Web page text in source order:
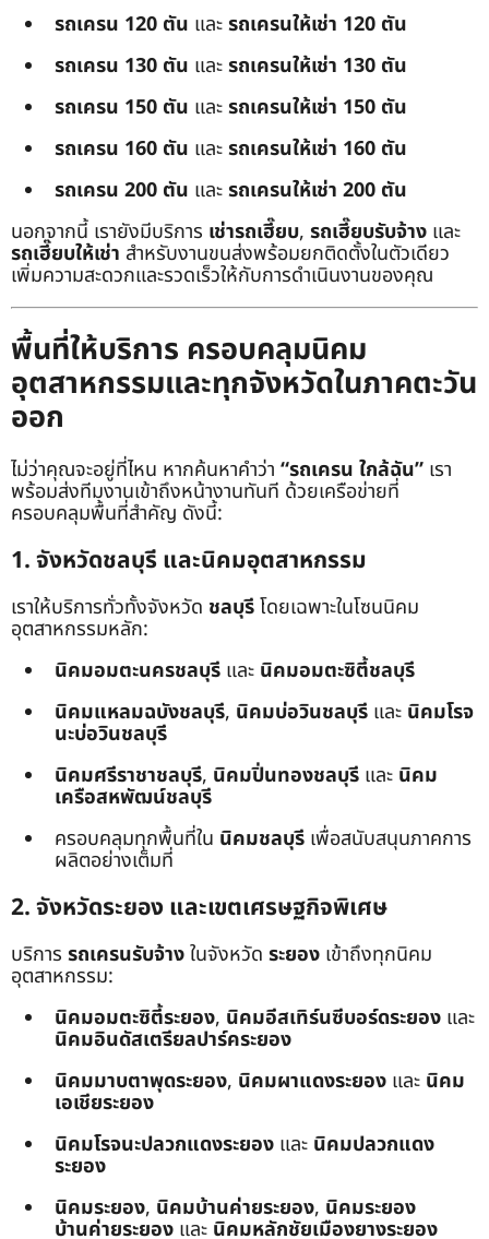
รถเครน 120 ตัน และรถเครนให้เช่า 120 ตัน
รถเครน 130 ตัน และรถเครนให้เช่า 130 ตัน
รถเครน 150 ตัน และรถเครนให้เช่า 150 ตัน
รถเครน 160 ตัน และรถเครนให้เช่า 160 ตัน
รถเครน 200 ตัน และรถเครนให้เช่า 200 ตัน
นอกจากนี้ เรายังมีบริการ เช่ารถเฮี๊ยบ, รถเฮี๊ยบรับจ้าง และ
รถเฮี๊ยบให้เช่า สำหรับงานขนส่งพร้อมยกติดตั้งในตัวเดียว
เพิ่มความสะดวกและรวดเร็วให้กับการดำเนินงานของคุณ
พื้นที่ให้บริการ ครอบคลุมนิคม
อุตสาหกรรมและทุกจังหวัดในภาคตะวัน
ออก
ไม่ว่าคุณจะอยู่ที่ไหน หากค้นหาคำว่า “รถเครน ใกล้ฉัน” เรา
พร้อมส่งทีมงานเข้าถึงหน้างานทันที ด้วยเครือข่ายที่
ครอบคลุมพื้นที่สำคัญ ดังนี้:
1. จังหวัดชลบุรี และนิคมอุตสาหกรรม
เราให้บริการทั่วทั้งจังหวัด ชลบุรีโดยเฉพาะในโซนนิคม
อุตสาหกรรมหลัก:
นิคมอมตะนครชลบุรี และ นิคมอมตะซิตี้ชลบุรี
นิคมแหลมฉบังชลบุรี, นิคมบ่อวินชลบุรี และ นิคมโรจ
นะบ่อวินชลบุรี
นิคมศรีราชาชลบุรี, นิคมปิ่นทองชลบุรี และ นิคม
เครือสหพัฒน์ชลบุรี
ครอบคลุมทุกพื้นที่ใน นิคมชลบุรี เพื่อสนับสนุนภาคการ
ผลิตอย่างเต็มที่
2. จังหวัดระยอง และเขตเศรษฐกิจพิเศษ
บริการ รถเครนรับจ้างในจังหวัด ระยอง เข้าถึงทุกนิคม
อุตสาหกรรม:
นิคมอมตะซิตี้ระยอง, นิคมอีสเทิร์นซีบอร์ดระยอง และ
นิคมอินดัสเตรียลปาร์คระยอง
นิคมมาบตาพุดระยอง, นิคมผาแดงระยอง และ นิคม
เอเชียระยอง
นิคมโรจนะปลวกแดงระยอง และ นิคมปลวกแดง
ระยอง
นิคมระยอง, นิคมบ้านค่ายระยอง, นิคมระยอง
บ้านค่ายระยอง และ นิคมหลักชัยเมืองยางระยอง